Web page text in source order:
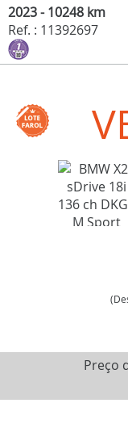
2023 - 10248 km
Ref. : 11392697
Preço